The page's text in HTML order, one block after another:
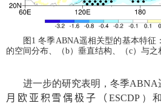
图 1冬季ABNA遥相关型的基本特征
的空间分布、（b）垂直结构、（c）与之
进一步的研究表明，冬季ABNA
月 欧亚积雪偶极子（ ESCDP）